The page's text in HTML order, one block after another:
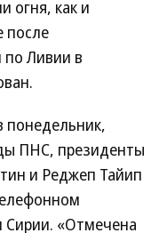
огня, как и
после
Ливии в
понедельник,
ПНС, президенты
и Реджеп Тайип
Сирии. «Отмечена